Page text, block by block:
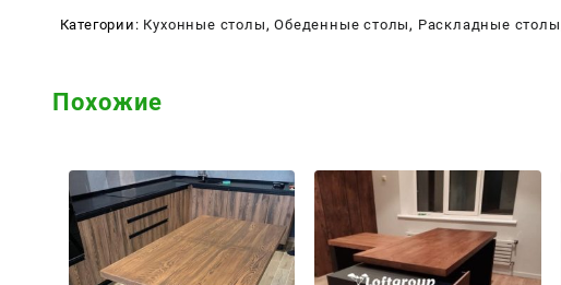
Категории: Кухонные столы ,Обеденные столы , Раскладные столы
Похожие